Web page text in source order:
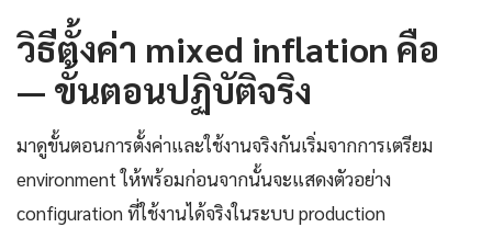
วิธีตั้งค่า mixed inflation คือ
— ขั้นตอนปฏิบัติจริง
มาดูขั้นตอนการตั้งค่าและใช้งานจริงกันเริ่มจากการเตรียม
environment ให้พร้อมก่อนจากนั้นจะแสดงตัวอย่าง
configuration ที่ใช้งานได้จริงในระบบ production